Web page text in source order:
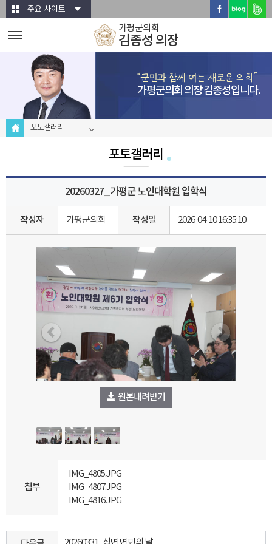
본문바로가기주요 사이트
가평군의회
김종성 의장
가평군의회 의장 김종성입니다.
포토갤러리
포토갤러리
20260327_가평군 노인대학원 입학식
작성자 가평군의회 작성일 2026-04-10 16:35:10
원본내려받기
첨부
IMG_4805.JPG
IMG_4807.JPG
IMG_4816.JPG